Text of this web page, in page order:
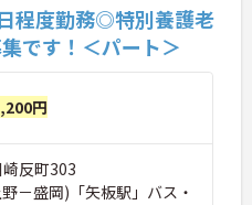
程度勤務◎特別養護老
です！＜パート＞
円
反町303
－盛岡)「矢板駅」バス・